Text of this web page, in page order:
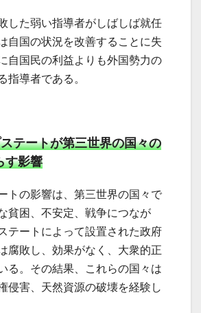
した弱い指導者がしばしば就任
自国の状況を改善することに失
自国民の利益よりも外国勢力の
指導者である。
テートが第三世界の国々の
す影響
トの影響は、第三世界の国々で
貧困、不安定、戦争につなが
テートによって設置された政府
腐敗し、効果がなく、大衆的正
る。その結果、これらの国々は
侵害、天然資源の破壊を経験し